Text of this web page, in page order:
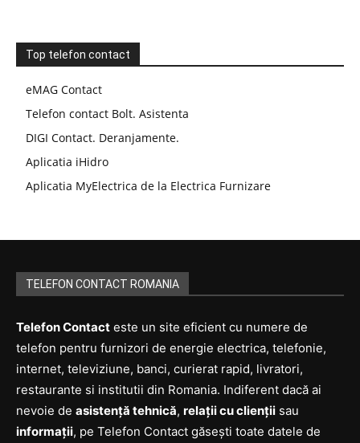
Top telefon contact
eMAG Contact
Telefon contact Bolt. Asistenta
DIGI Contact. Deranjamente.
Aplicatia iHidro
Aplicatia MyElectrica de la Electrica Furnizare
TELEFON CONTACT ROMANIA
Telefon Contact este un site eficient cu numere de
telefon pentru furnizori de energie electrica, telefonie,
internet, televiziune, banci, curierat rapid, livratori,
restaurante si institutii din Romania. Indiferent dacă ai
nevoie de asistență tehnică, relații cu clienții sau
informații, pe Telefon Contact găsești toate datele de